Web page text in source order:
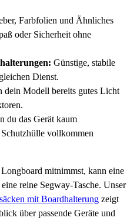
Farbfolien und Ähnliches
oder Sicherheit ohne
Günstige, stabile
Dienst.
dein Modell bereits gutes Licht
du das Gerät kaum
vollkommen
mitnimmst, kann eine
reine Segway-Tasche. Unser
mit Boardhalterung zeigt
über passende Geräte und